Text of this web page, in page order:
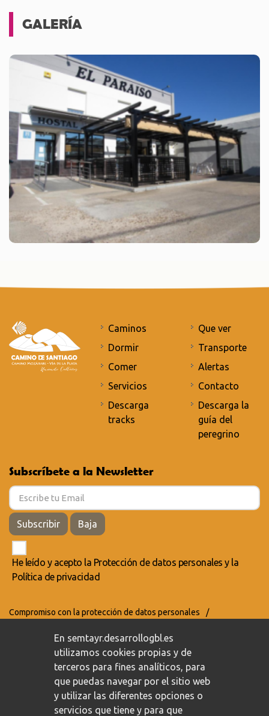
GALERÍA
Caminos
Dormir
Comer
Servicios
Descarga
tracks
Que ver
Transporte
Alertas
Contacto
Descarga la
guía del
peregrino
Subscríbete a la Newsletter
Subscribir Baja
He leído y acepto la Protección de datos personales y la
Política de privacidad
Compromiso con la protección de datos personales
/
En semtayr.desarrollogbl.es
utilizamos cookies propias y de
terceros para fines analíticos, para
que puedas navegar por el sitio web
y utilizar las diferentes opciones o
servicios que tiene y para que